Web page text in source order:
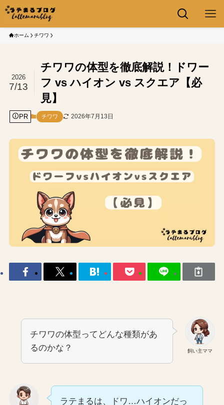
ホーム チワワ
チワワの体型を徹底解説！ドワー
フ vs ハイオン vs スクエア【必
見】
2026
7/13
PR チワワ 2026年7月13日
飼い主ママ
チワワの体型ってどんな種類があ
るのかな？
ラテまるは、ドワ…ハイオンだっ